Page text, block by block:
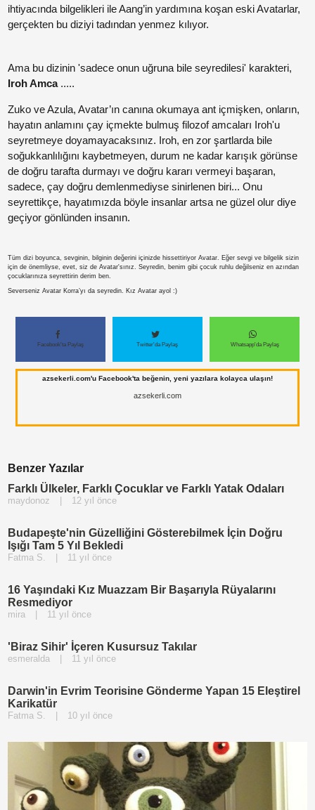
ihtiyacında bilgelikleri ile Aang’in yardımına koşan eski Avatarlar,
gerçekten bu diziyi tadından yenmez kılıyor.
Paylaş
Paylaş
Ama bu dizinin 'sadece onun uğruna bile seyredilesi' karakteri,
Iroh Amca.....
Zuko ve Azula, Avatar’ın canına okumaya ant içmişken, onların,
hayatın anlamını çay içmekte bulmuş filozof amcaları Iroh'u
seyretmeye doyamayacaksınız. Iroh, en zor şartlarda bile
soğukkanlılığını kaybetmeyen, durum ne kadar karışık görünse
de doğru tarafta durmayı ve doğru kararı vermeyi başaran,
sadece, çay doğru demlenmediyse sinirlenen biri... Onu
seyrettikçe, hayatımızda böyle insanlar artsa ne güzel olur diye
geçiyor gönlünden insanın.
Paylaş
Paylaş
Tüm dizi boyunca, sevginin, bilginin değerini içinizde hissettiriyor Avatar. Eğer sevgi ve bilgelik sizin
için de önemliyse, evet, siz de Avatar'sınız. Seyredin, benim gibi çocuk ruhlu değilseniz en azından
çocuklarınıza seyrettirin derim ben.
Severseniz Avatar Korra’yı da seyredin. Kız Avatar ayol :)
Facebook'ta Paylaş Twitter'da Paylaş Whatsapp'da Paylaş
azsekerli.com'u Facebook'ta beğenin, yeni yazılara kolayca ulaşın!
azsekerli.com
Benzer Yazılar
Farklı Ülkeler, Farklı Çocuklar ve Farklı Yatak Odaları
maydonoz 12 yıl önce
Budapeşte'nin Güzelliğini Gösterebilmek İçin Doğru
Işığı Tam 5 Yıl Bekledi
Fatma S. 11 yıl önce
16 Yaşındaki Kız Muazzam Bir Başarıyla Rüyalarını
Resmediyor
mira 11 yıl önce
'Biraz Sihir' İçeren Kusursuz Takılar
esmeralda 11 yıl önce
Darwin'in Evrim Teorisine Gönderme Yapan 15 Eleştirel
Karikatür
Fatma S. 10 yıl önce